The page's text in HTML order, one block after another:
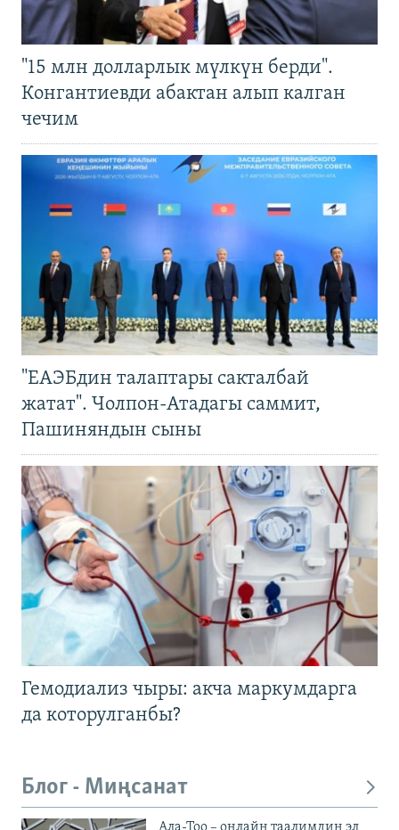
"15 млн долларлык мүлкүн берди".
Конгантиевди абактан алып калган
чечим
"ЕАЭБдин талаптары сакталбай
жатат". Чолпон-Атадагы саммит,
Пашиняндын сыны
Гемодиализ чыры: акча маркумдарга
да которулганбы?
Блог - Миңсанат